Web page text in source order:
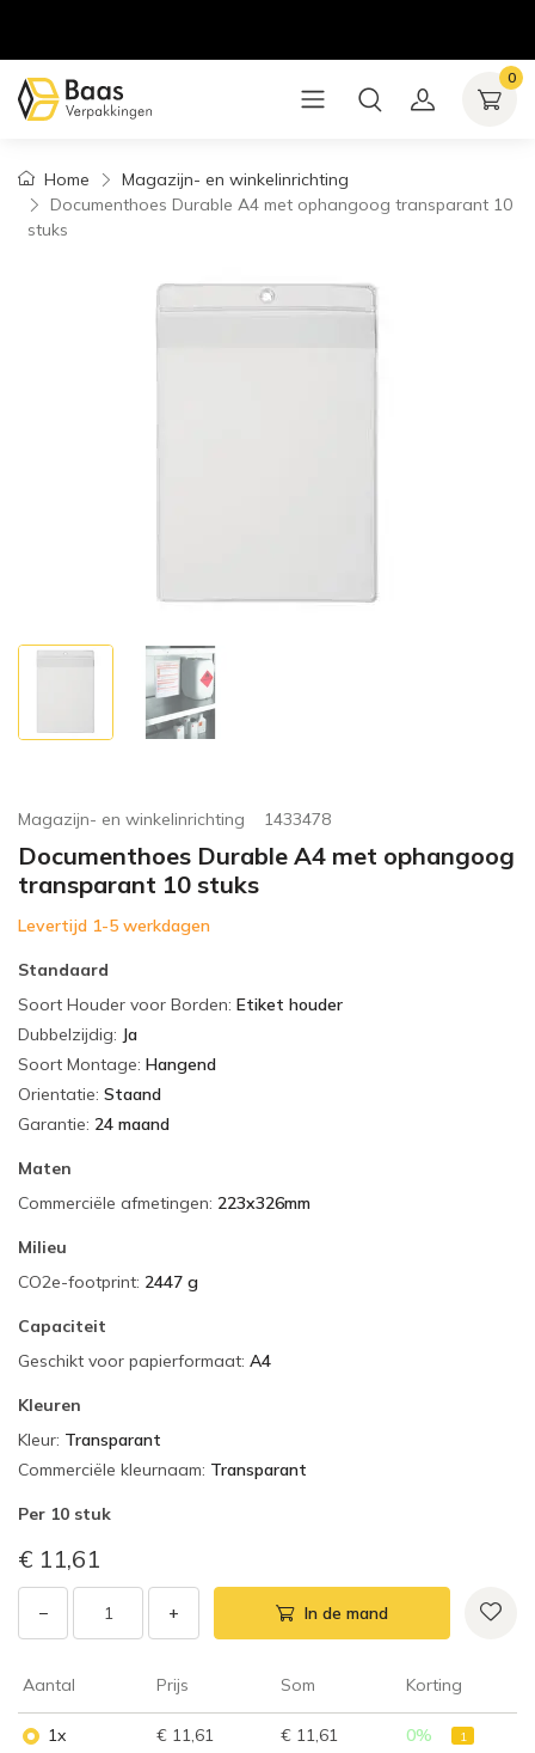
0
Home
Magazijn- en winkelinrichting
Documenthoes Durable A4 met ophangoog transparant 10
stuks
Magazijn- en winkelinrichting 1433478
Documenthoes Durable A4 met ophangoog
transparant 10 stuks
Levertijd 1-5 werkdagen
Standaard
Soort Houder voor Borden: Etiket houder
Dubbelzijdig: Ja
Soort Montage: Hangend
Orientatie: Staand
Garantie: 24 maand
Maten
Commerciële afmetingen: 223x326mm
Milieu
CO2e-footprint: 2447 g
Capaciteit
Geschikt voor papierformaat: A4
Kleuren
Kleur: Transparant
Commerciële kleurnaam: Transparant
Per 10 stuk
€ 11,61
− + In de mand
Aantal Prijs Som Korting
1x € 11,61 € 11,61 0% 1